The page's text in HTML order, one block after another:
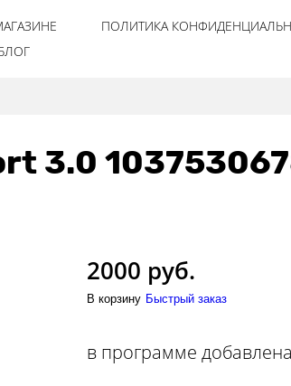
ПОЛИТИКА
3.0
2000 руб.
В корзину Быстрый заказ
в программе